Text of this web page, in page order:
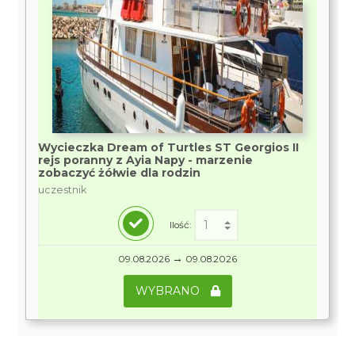
Wycieczka Dream of Turtles ST Georgios II
rejs poranny z Ayia Napy - marzenie
zobaczyć żółwie dla rodzin
uczestnik
Ilość:
09.08.2026 → 09.08.2026
WYBRANO